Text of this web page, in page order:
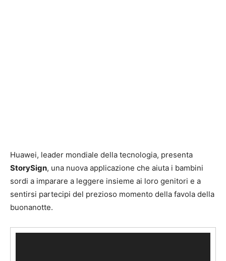
Huawei, leader mondiale della tecnologia, presenta
StorySign, una nuova applicazione che aiuta i bambini
sordi a imparare a leggere insieme ai loro genitori e a
sentirsi partecipi del prezioso momento della favola della
buonanotte.